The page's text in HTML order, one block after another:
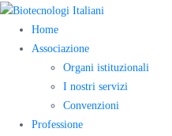
Home
Associazione
Organi istituzionali
I nostri servizi
Convenzioni
Professione